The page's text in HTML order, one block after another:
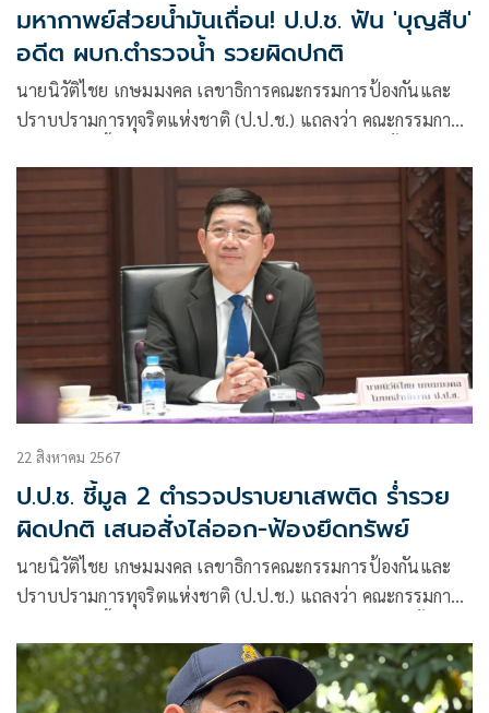
มหากาพย์ส่วยน้ำมันเถื่อน! ป.ป.ช. ฟัน 'บุญสืบ'
อดีต ผบก.ตำรวจน้ำ รวยผิดปกติ
นายนิวัติไชย เกษมมงคล เลขาธิการคณะกรรมการป้องกันและ
ปราบปรามการทุจริตแห่งชาติ (ป.ป.ช.) แถลงว่า คณะกรรมการ
ตำแหน่งผู้บังคับการตำรวจน้ำ กองบังคับการตำรวจน้ำกอง
บัญชาการตำรวจสอบสวนกลาง
22 สิงหาคม 2567
ป.ป.ช. ชี้มูล 2 ตำรวจปราบยาเสพติด ร่ำรวย
ผิดปกติ เสนอสั่งไล่ออก-ฟ้องยึดทรัพย์
นายนิวัติไชย เกษมมงคล เลขาธิการคณะกรรมการป้องกันและ
ปราบปรามการทุจริตแห่งชาติ (ป.ป.ช.) แถลงว่า คณะกรรมการ
ตำแหน่งรองผู้บังคับการ